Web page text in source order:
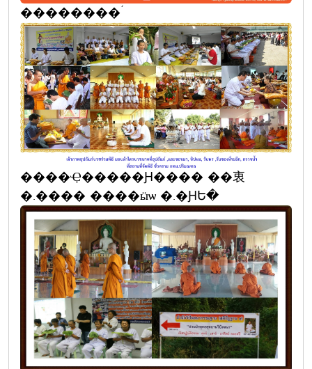
��������´
����Ҿ�����Ԩ���� ��衷
�.���� ����ӹѡ �.�ԨԵ�